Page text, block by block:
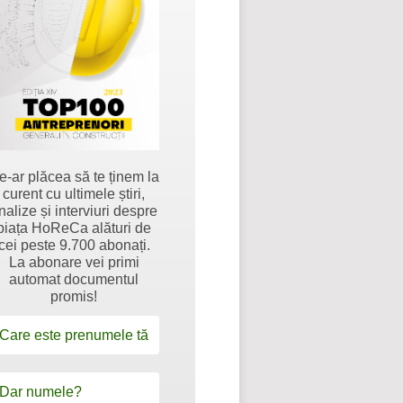
ar plăcea să te ținem la
curent cu ultimele știri,
și interviuri despre
HoReCa alături de
peste 9.700 abonați.
La abonare vei primi
automat documentul
promis!